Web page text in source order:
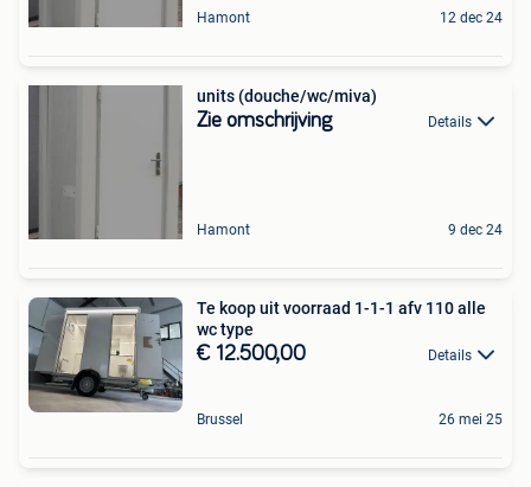
Hamont 12 dec 24
units (douche/wc/miva)
Zie omschrijving Details
Hamont 9 dec 24
Te koop uit voorraad 1-1-1 afv 110 alle
wc type
€ 12.500,00 Details
Brussel 26 mei 25